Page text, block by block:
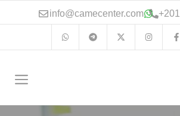
+
info@camecenter.com